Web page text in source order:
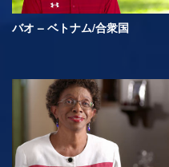
バオ – ベトナム/合衆国